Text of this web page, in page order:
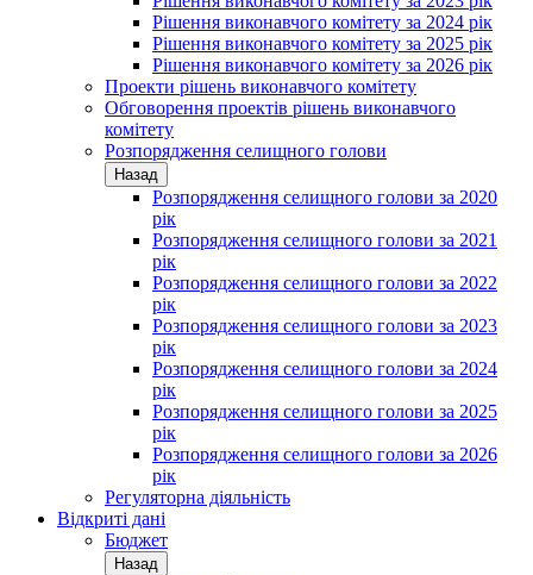
Рішення виконавчого комітету за 2024 рік
Рішення виконавчого комітету за 2025 рік
Рішення виконавчого комітету за 2026 рік
Проекти рішень виконавчого комітету
Обговорення проектів рішень виконавчого
комітету
Розпорядження селищного голови
Назад
Розпорядження селищного голови за 2020
рік
Розпорядження селищного голови за 2021
рік
Розпорядження селищного голови за 2022
рік
Розпорядження селищного голови за 2023
рік
Розпорядження селищного голови за 2024
рік
Розпорядження селищного голови за 2025
рік
Розпорядження селищного голови за 2026
рік
Регуляторна діяльність
Відкриті дані
Бюджет
Назад